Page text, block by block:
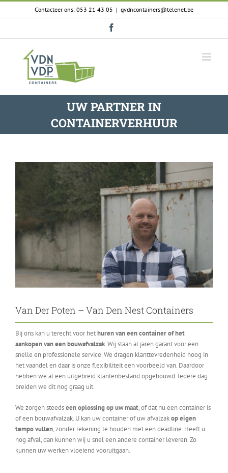
Contacteer ons: 053 21 43 05 | gvdncontainers@telenet.be
UW PARTNER IN
CONTAINERVERHUUR
Van Der Poten – Van Den Nest Containers
Bij ons kan u terecht voor hethuren van een container of het
aankopen van een bouwafvalzak. Wij staan al jaren garant voor een
snelle en professionele service. We dragen klanttevredenheid hoog in
het vaandel en daar is onze flexibiliteit een voorbeeld van. Daardoor
hebben we al een uitgebreid klantenbestand opgebouwd. Iedere dag
breiden we dit nog graag uit.
We zorgen steedseen oplossing op uw maat, of dat nu een container is
of een bouwafvalzak. U kan uw container of uw afvalzakop eigen
tempo vullen, zonder rekening te houden met een deadline. Heeft u
nog afval, dan kunnen wij u snel een andere container leveren. Zo
kunnen uw werken vloeiend vooruitgaan.